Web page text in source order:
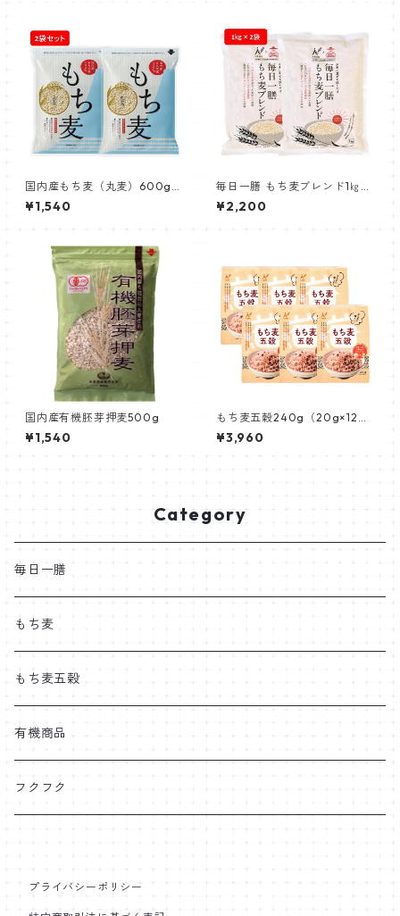
国内産もち麦（丸麦）600g機
能性表示食品× 2個
¥1,540
毎日一膳 もち麦ブレンド1㎏×
２袋
¥2,200
国内産有機胚芽押麦500g
¥1,540
もち麦五穀240g（20g×12
袋） 6個セット
¥3,960
Category
毎日一膳
もち麦
もち麦五穀
有機商品
フクフク
プライバシーポリシー